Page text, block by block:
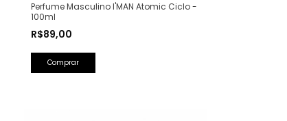
Perfume Masculino I'MAN Atomic Ciclo -
100ml
R$89,00